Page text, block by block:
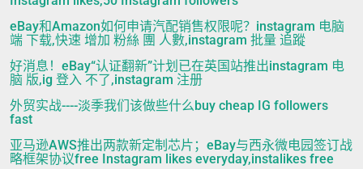
eBay和Amazon如何申请汽配销售权限呢？instagram 电脑
端 下载,快速 增加 粉絲 團 人數,instagram 批量 追蹤
好消息！eBay“认证翻新”计划已在英国站推出instagram 电
脑 版,ig 登入 不了,instagram 注册
外贸实战----淡季我们该做些什么buy cheap IG followers
fast
亚马逊AWS推出两款新定制芯片；eBay与西永微电园签订战
略框架协议free Instagram likes everyday,instalikes free